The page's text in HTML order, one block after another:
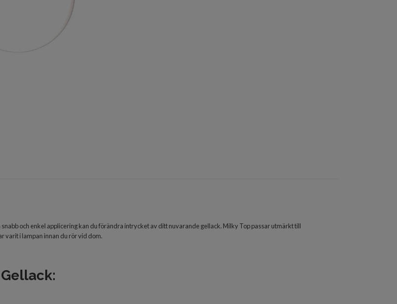
och enkel applicering kan du förändra intrycket av ditt nuvarande gellack. Milky Top passar utmärkt till
varit i lampan innan du rör vid dom.